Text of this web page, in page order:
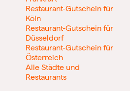
Restaurant-Gutschein für
Köln
Restaurant-Gutschein für
Düsseldorf
Restaurant-Gutschein für
Österreich
Alle Städte und
Restaurants